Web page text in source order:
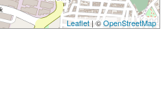
Leaflet| ©OpenStreetMap